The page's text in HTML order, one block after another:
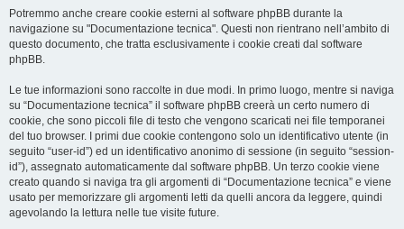
Potremmo anche creare cookie esterni al software phpBB durante la
navigazione su "Documentazione tecnica". Questi non rientrano nell’ambito di
questo documento, che tratta esclusivamente i cookie creati dal software
phpBB.
Le tue informazioni sono raccolte in due modi. In primo luogo, mentre si naviga
su “Documentazione tecnica” il software phpBB creerà un certo numero di
cookie, che sono piccoli file di testo che vengono scaricati nei file temporanei
del tuo browser. I primi due cookie contengono solo un identificativo utente (in
seguito “user-id”) ed un identificativo anonimo di sessione (in seguito “session-
id”), assegnato automaticamente dal software phpBB. Un terzo cookie viene
creato quando si naviga tra gli argomenti di “Documentazione tecnica” e viene
usato per memorizzare gli argomenti letti da quelli ancora da leggere, quindi
agevolando la lettura nelle tue visite future.